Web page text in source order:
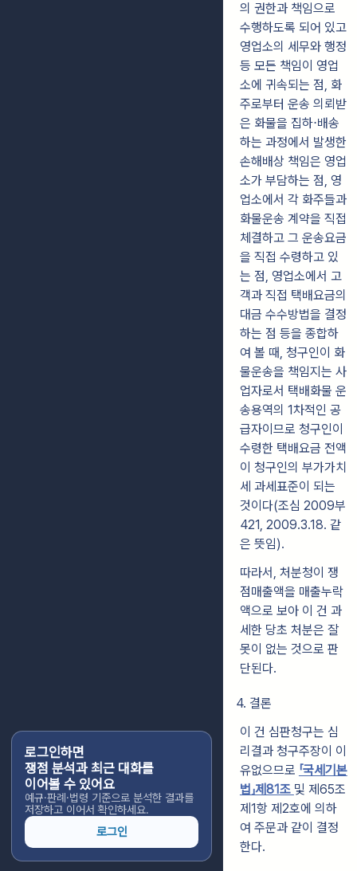
로그인하면
쟁점 분석과 최근 대화를
이어볼 수 있어요
예규·판례·법령 기준으로 분석한 결과를
저장하고 이어서 확인하세요.
로그인
의 권한과 책임으로
수행하도록 되어 있고
영업소의 세무와 행정
등 모든 책임이 영업
소에 귀속되는 점, 화
주로부터 운송 의뢰받
은 화물을 집하⋅배송
하는 과정에서 발생한
손해배상 책임은 영업
소가 부담하는 점, 영
업소에서 각 화주들과
화물운송 계약을 직접
체결하고 그 운송요금
을 직접 수령하고 있
는 점, 영업소에서 고
객과 직접 택배요금의
대금 수수방법을 결정
하는 점 등을 종합하
여 볼 때, 청구인이 화
물운송을 책임지는 사
업자로서 택배화물 운
송용역의 1차적인 공
급자이므로 청구인이
수령한 택배요금 전액
이 청구인의 부가가치
세 과세표준이 되는
것이다(조심 2009부
421, 2009.3.18. 같
은 뜻임).
따라서, 처분청이 쟁
점매출액을 매출누락
액으로 보아 이 건 과
세한 당초 처분은 잘
못이 없는 것으로 판
단된다.
4. 결론
이 건 심판청구는 심
리결과 청구주장이 이
유없으므로 「국세기본
법」제81조 및 제65조
제1항 제2호에 의하
여 주문과 같이 결정
한다.